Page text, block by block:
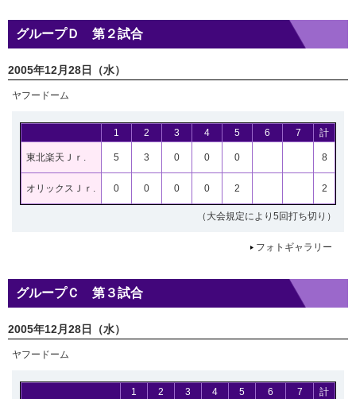
グループＤ 第２試合
2005年12月28日（水）
ヤフードーム
1 2 3 4 5 6 7 計
東北楽天Ｊｒ. 5 3 0 0 0 8
オリックスＪｒ. 0 0 0 0 2 2
（大会規定により5回打ち切り）
フォトギャラリー
グループＣ 第３試合
2005年12月28日（水）
ヤフードーム
1 2 3 4 5 6 7 計